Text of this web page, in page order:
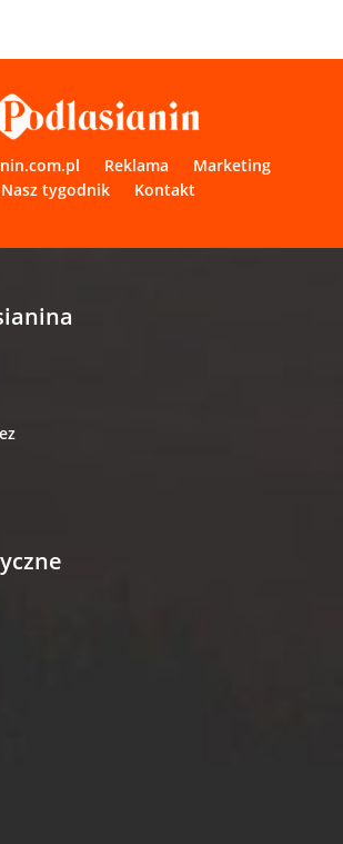
Reklama
Marketing
Nasz tygodnik
Kontakt